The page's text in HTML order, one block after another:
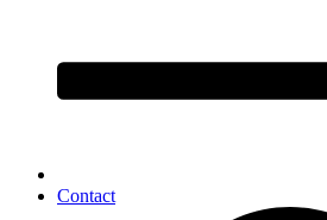
Contact